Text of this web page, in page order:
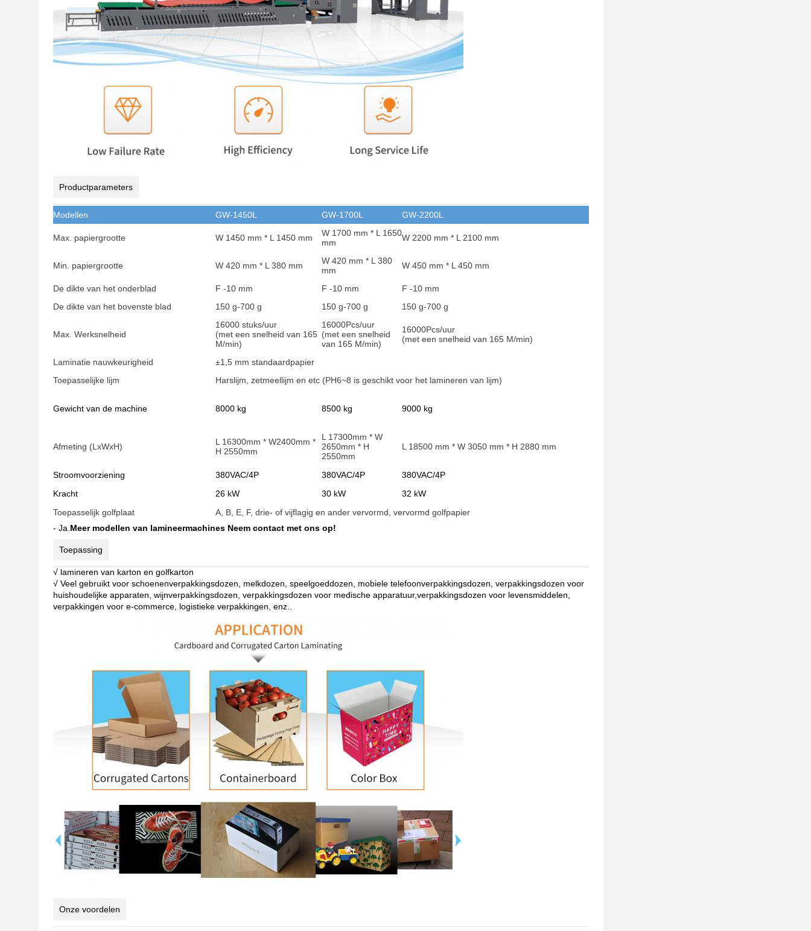
Productparameters
Modellen GW-1450L GW-1700L GW-2200L
Max. papiergrootte W 1450 mm * L 1450 mm
W 1700 mm * L 1650
mm
W 2200 mm * L 2100 mm
Min. papiergrootte W 420 mm * L 380 mm
W 420 mm * L 380
mm
W 450 mm * L 450 mm
De dikte van het onderblad F -10 mm F -10 mm
F -10 mm
De dikte van het bovenste blad
150 g-700 g 150 g-700 g 150 g-700 g
Max. Werksnelheid
16000 stuks/uur
(met een snelheid van 165
M/min)
16000Pcs/uur
(met een snelheid
van 165 M/min)
16000Pcs/uur
(met een snelheid van 165 M/min)
Laminatie nauwkeurigheid
±1,5 mm standaardpapier
Toepasselijke lijm
Harslijm, zetmeellijm en etc (PH6~8 is geschikt voor het lamineren van lijm)
Gewicht van de machine 8000 kg 8500 kg 9000 kg
Afmeting (LxWxH)
L 16300mm * W2400mm *
H 2550mm
L 17300mm * W
2650mm * H
2550mm
L 18500 mm * W 3050 mm * H 2880 mm
Stroomvoorziening 380VAC/4P 380VAC/4P
380VAC/4P
Kracht
26 kW 30 kW
32 kW
Toepasselijk golfplaat
A, B, E, F, drie- of vijflagig en ander vervormd, vervormd golfpapier
- Ja. Meer modellen van lamineermachines Neem contact met ons op!
Toepassing
√ lamineren van karton en golfkarton
√ Veel gebruikt voor schoenenverpakkingsdozen, melkdozen, speelgoeddozen, mobiele telefoonverpakkingsdozen, verpakkingsdozen voor
huishoudelijke apparaten, wijnverpakkingsdozen, verpakkingsdozen voor medische apparatuur,verpakkingsdozen voor levensmiddelen,
verpakkingen voor e-commerce, logistieke verpakkingen, enz.
Onze voordelen